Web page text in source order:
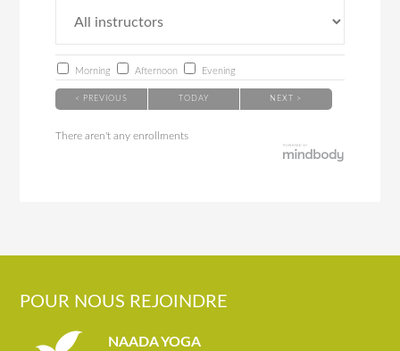
Morning Afternoon Evening
< PREVIOUS TODAY NEXT >
There aren't any enrollments
POUR NOUS REJOINDRE
NAADA YOGA